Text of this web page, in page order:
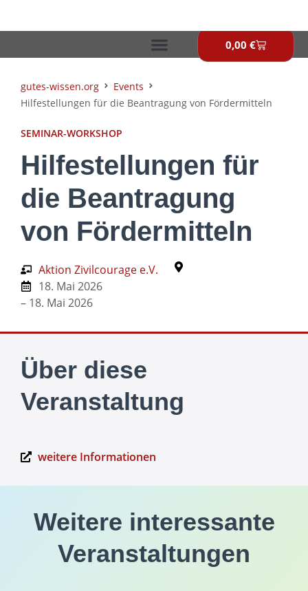
0,00 €
gutes-wissen.org
Events
Hilfestellungen für die Beantragung von Fördermitteln
SEMINAR-WORKSHOP
Hilfestellungen für
die Beantragung
von Fördermitteln
Aktion Zivilcourage e.V.
18. Mai 2026
– 18. Mai 2026
Über diese
Veranstaltung
weitere Informationen
Weitere interessante
Veranstaltungen